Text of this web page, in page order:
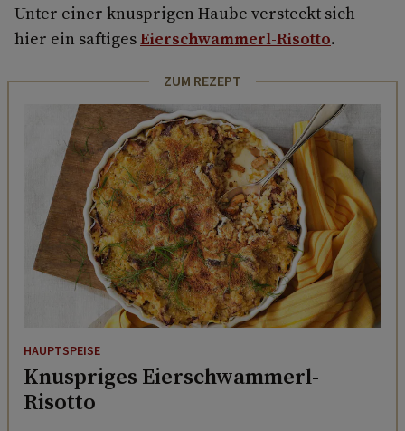
Unter einer knusprigen Haube versteckt sich
hier ein saftigesEierschwammerl-Risotto.
ZUM REZEPT
HAUPTSPEISE
Knuspriges Eierschwammerl-
Risotto